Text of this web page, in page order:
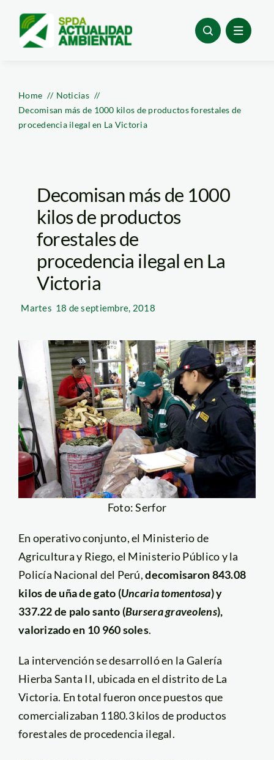
content
Home
Noticias
Decomisan más de 1000 kilos de productos forestales de
procedencia ilegal en La Victoria
Decomisan más de 1000
kilos de productos
forestales de
procedencia ilegal en La
Victoria
Martes 18 de septiembre, 2018
Foto: Serfor
En operativo conjunto, el Ministerio de
Agricultura y Riego, el Ministerio Público y la
Policía Nacional del Perú,decomisaron 843.08
kilos de uña de gato (Uncaria tomentosa) y
337.22 de palo santo (Bursera graveolens),
valorizado en 10 960 soles.
La intervención se desarrolló en la Galería
Hierba Santa II, ubicada en el distrito de La
Victoria. En total fueron once puestos que
comercializaban 1180.3 kilos de productos
forestales de procedencia ilegal.